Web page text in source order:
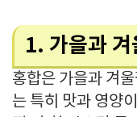
1. 가을과 겨
홍합은 가을과 겨
는 특히 맛과 영양